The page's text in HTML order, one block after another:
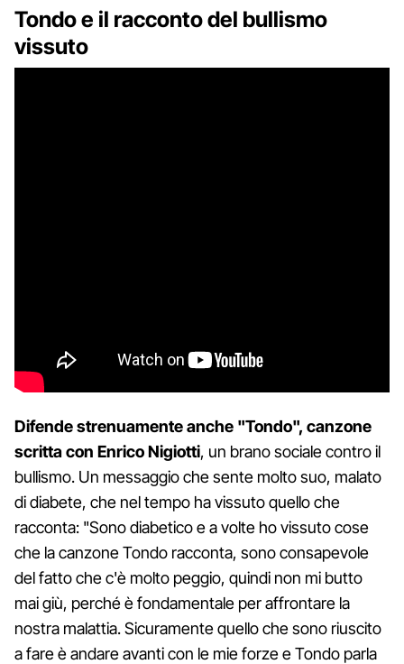
Tondo e il racconto del bullismo
vissuto
Difende strenuamente anche "Tondo", canzone
scritta con Enrico Nigiotti, un brano sociale contro il
bullismo. Un messaggio che sente molto suo, malato
di diabete, che nel tempo ha vissuto quello che
racconta: "Sono diabetico e a volte ho vissuto cose
che la canzone Tondo racconta, sono consapevole
del fatto che c'è molto peggio, quindi non mi butto
mai giù, perché è fondamentale per affrontare la
nostra malattia. Sicuramente quello che sono riuscito
a fare è andare avanti con le mie forze e Tondo parla